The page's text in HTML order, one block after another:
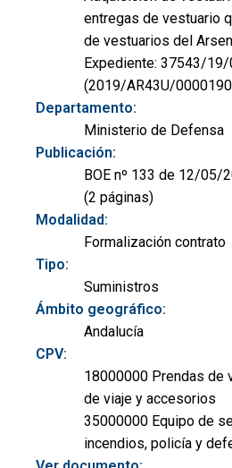
entregas de vestuario
de vestuarios del
Expediente: 37543/
(2019/AR43U/
Departamento:
Ministerio de Defensa
Publicación:
BOE nº 133 de 12/05/
(2 páginas)
Modalidad:
Formalización contrato
Tipo:
Suministros
Ámbito geográfico:
Andalucía
CPV:
18000000 Prendas de
de viaje y accesorios
35000000 Equipo de
incendios, policía y